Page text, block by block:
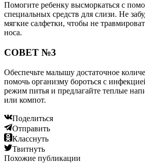
Помогите ребенку высморкаться с
специальных средств для слизи. Не
мягкие салфетки, чтобы не
носа.
СОВЕТ №3
Обеспечьте малышу достаточное
помочь организму бороться с
режим питья и предлагайте теплые
или компот.
Поделиться
Отправить
Класснуть
Твитнуть
Похожие публикации